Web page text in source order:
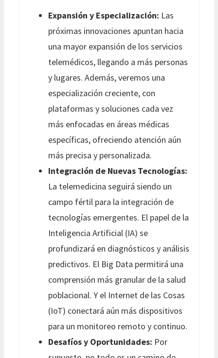
Expansión y Especialización: Las
próximas innovaciones apuntan hacia
una mayor expansión de los servicios
telemédicos, llegando a más personas
y lugares. Además, veremos una
especialización creciente, con
plataformas y soluciones cada vez
más enfocadas en áreas médicas
específicas, ofreciendo atención aún
más precisa y personalizada.
Integración de Nuevas Tecnologías:
La telemedicina seguirá siendo un
campo fértil para la integración de
tecnologías emergentes. El papel de la
Inteligencia Artificial (IA) se
profundizará en diagnósticos y análisis
predictivos. El Big Data permitirá una
comprensión más granular de la salud
poblacional. Y el Internet de las Cosas
(IoT) conectará aún más dispositivos
para un monitoreo remoto y continuo.
Desafíos y Oportunidades: Por